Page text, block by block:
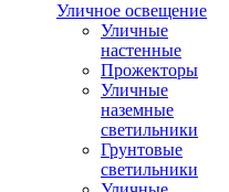
Уличное освещение
Уличные
настенные
Прожекторы
Уличные
наземные
светильники
Грунтовые
светильники